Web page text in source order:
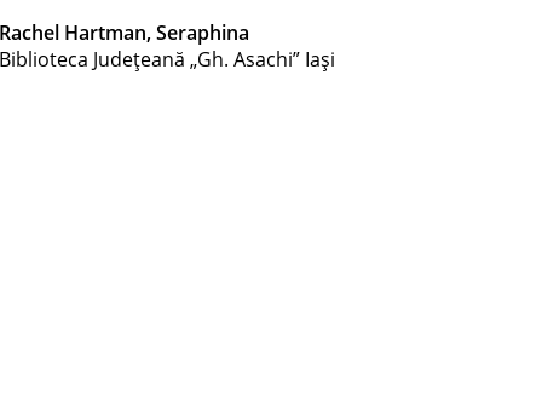
Rachel Hartman, Seraphina
Biblioteca Judeţeană „Gh. Asachi” Iaşi